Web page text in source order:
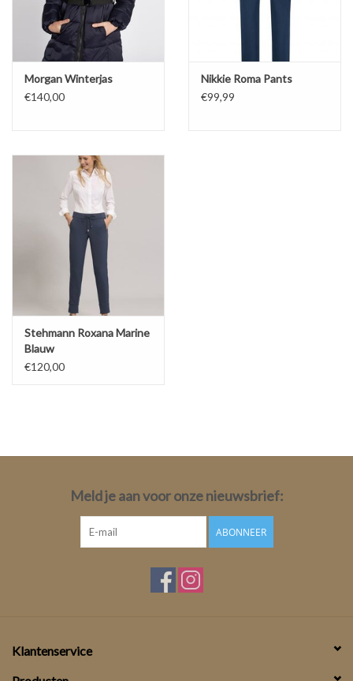
Morgan Winterjas
€140,00
Nikkie Roma Pants
€99,99
Stehmann Roxana Marine
Blauw
€120,00
Meld je aan voor onze nieuwsbrief:
ABONNEER
Klantenservice